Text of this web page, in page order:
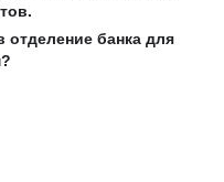
банка для